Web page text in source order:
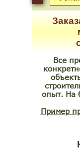
Все
опыт. На
Пример